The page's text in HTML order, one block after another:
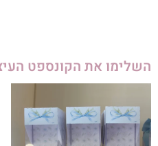
השלימו את הקונספט